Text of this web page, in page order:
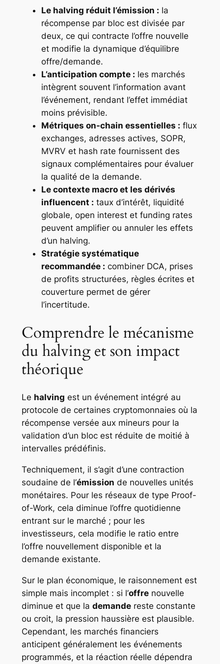
Le halving réduit l’émission : la
récompense par bloc est divisée par
deux, ce qui contracte l’offre nouvelle
et modifie la dynamique d’équilibre
offre/demande.
L’anticipation compte : les marchés
intègrent souvent l’information avant
l’événement, rendant l’effet immédiat
moins prévisible.
Métriques on-chain essentielles : flux
exchanges, adresses actives, SOPR,
MVRV et hash rate fournissent des
signaux complémentaires pour évaluer
la qualité de la demande.
Le contexte macro et les dérivés
influencent : taux d’intérêt, liquidité
globale, open interest et funding rates
peuvent amplifier ou annuler les effets
d’un halving.
Stratégie systématique
recommandée : combiner DCA, prises
de profits structurées, règles écrites et
couverture permet de gérer
l’incertitude.
Comprendre le mécanisme
du halving et son impact
théorique
Le halving est un événement intégré au
protocole de certaines cryptomonnaies où la
récompense versée aux mineurs pour la
validation d’un bloc est réduite de moitié à
intervalles prédéfinis.
Techniquement, il s’agit d’une contraction
soudaine de l’émission de nouvelles unités
monétaires. Pour les réseaux de type Proof-
of-Work, cela diminue l’offre quotidienne
entrant sur le marché ; pour les
investisseurs, cela modifie le ratio entre
l’offre nouvellement disponible et la
demande existante.
Sur le plan économique, le raisonnement est
simple mais incomplet : si l’offrenouvelle
diminue et que la demandereste constante
ou croit, la pression haussière est plausible.
Cependant, les marchés financiers
anticipent généralement les événements
programmés, et la réaction réelle dépendra